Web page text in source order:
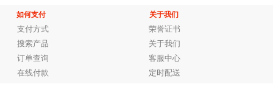
如何支付 关于我们
支付方式
荣誉证书
搜索产品
关于我们
订单查询
客服中心
在线付款
定时配送